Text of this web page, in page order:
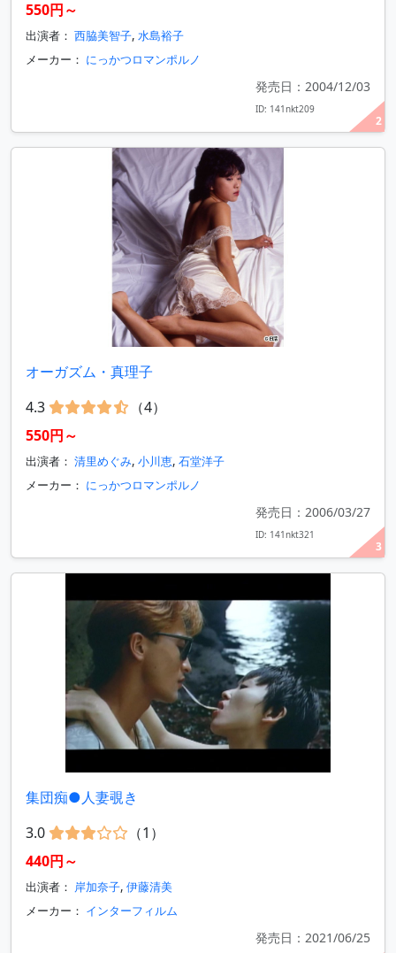
2
550円～
出演者： 西脇美智子, 水島裕子
メーカー： にっかつロマンポルノ
発売日：2004/12/03
ID: 141nkt209
3
オーガズム・真理子
4.3
（4）
550円～
出演者： 清里めぐみ, 小川恵, 石堂洋子
メーカー： にっかつロマンポルノ
発売日：2006/03/27
ID: 141nkt321
集団痴●人妻覗き
3.0
（1）
440円～
出演者： 岸加奈子, 伊藤清美
メーカー： インターフィルム
発売日：2021/06/25